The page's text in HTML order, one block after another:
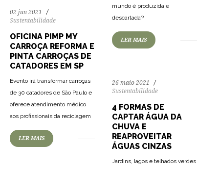
mundo é produzida e
descartada?
LER MAIS
02 jun 2021
Sustentabilidade
OFICINA PIMP MY
CARROÇA REFORMA E
PINTA CARROÇAS DE
CATADORES EM SP
Evento irá transformar carroças
de 30 catadores de São Paulo e
oferece atendimento médico
aos profissionais da reciclagem
LER MAIS
26 maio 2021
Sustentabilidade
4 FORMAS DE
CAPTAR ÁGUA DA
CHUVA E
REAPROVEITAR
ÁGUAS CINZAS
Jardins, lagos e telhados verdes